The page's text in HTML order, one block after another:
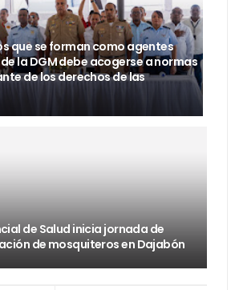
que se forman como agentes
la DGM debe acogerse a normas
de los derechos de las
de Salud inicia jornada de
de mosquiteros en Dajabón